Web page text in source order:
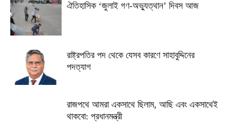
ঐতিহাসিক ‘জুলাই গণ-অভ্যুত্থান’ দিবস আজ
রাষ্ট্রপতির পদ থেকে যেসব কারণে সাহাবুদ্দিনের
পদত্যাগ
রাজপথে আমরা একসাথে ছিলাম, আছি এবং একসাথেই
থাকবো: প্রধানমন্ত্রী